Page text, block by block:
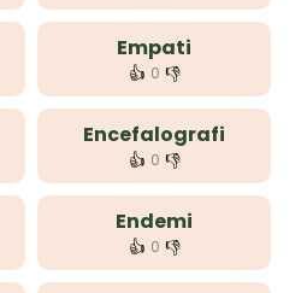
Empati
👍 0 👎
Encefalografi
👍 0 👎
Endemi
👍 0 👎